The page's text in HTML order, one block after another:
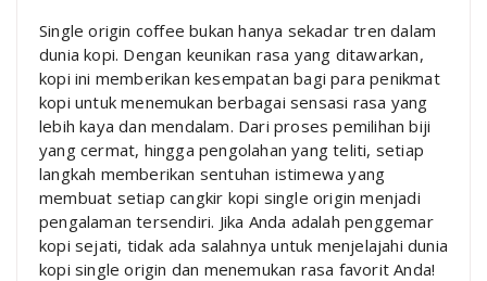
Single origin coffee bukan hanya sekadar tren dalam
dunia kopi. Dengan keunikan rasa yang ditawarkan,
kopi ini memberikan kesempatan bagi para penikmat
kopi untuk menemukan berbagai sensasi rasa yang
lebih kaya dan mendalam. Dari proses pemilihan biji
yang cermat, hingga pengolahan yang teliti, setiap
langkah memberikan sentuhan istimewa yang
membuat setiap cangkir kopi single origin menjadi
pengalaman tersendiri. Jika Anda adalah penggemar
kopi sejati, tidak ada salahnya untuk menjelajahi dunia
kopi single origin dan menemukan rasa favorit Anda!